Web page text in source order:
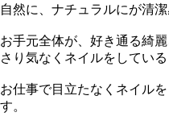
自然に、ナチュラルにが清
お手元全体が、好き通る綺麗
さり気なくネイルをしてい
お仕事で目立たなくネイル
す。